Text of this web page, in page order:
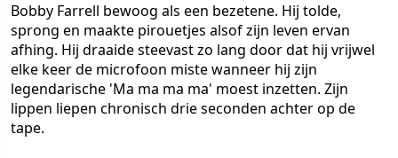
Bobby Farrell bewoog als een bezetene. Hij tolde,
sprong en maakte pirouetjes alsof zijn leven ervan
afhing. Hij draaide steevast zo lang door dat hij vrijwel
elke keer de microfoon miste wanneer hij zijn
legendarische 'Ma ma ma ma' moest inzetten. Zijn
lippen liepen chronisch drie seconden achter op de
tape.